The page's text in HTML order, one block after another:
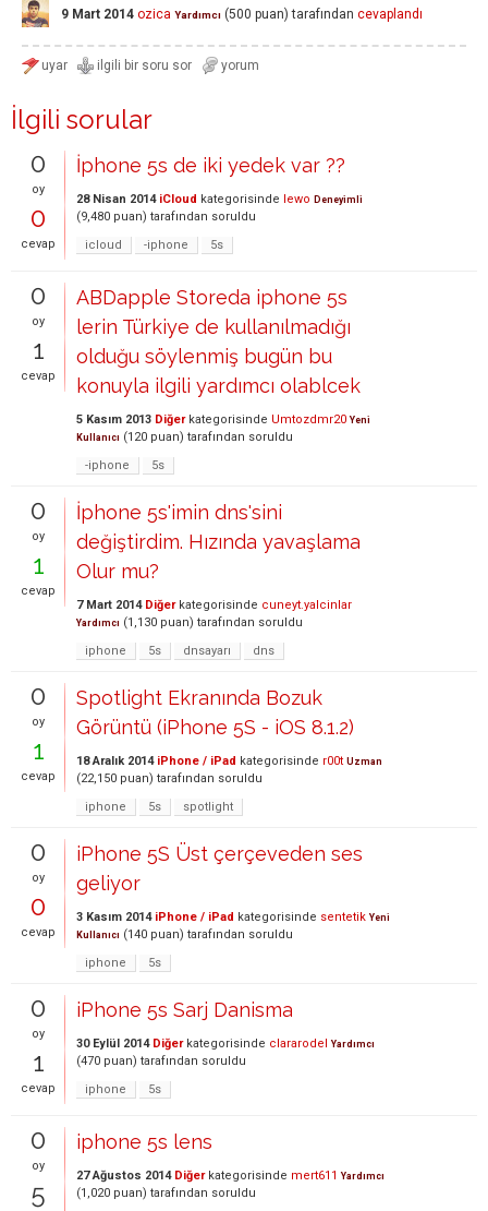
9 Mart 2014 ozica Yardımcı (500 puan) tarafından cevaplandı
İlgili sorular
0
oy
0
cevap
İphone 5s de iki yedek var ??
28 Nisan 2014 iCloud kategorisinde lewo Deneyimli
(9,480 puan) tarafından soruldu
icloud
-iphone 5s
0
oy
1
cevap
ABDapple Storeda iphone 5s
lerin Türkiye de kullanılmadığı
olduğu söylenmiş bugün bu
konuyla ilgili yardımcı olablcek
5 Kasım 2013 Diğerkategorisinde Umtozdmr20 Yeni
Kullanıcı (120 puan) tarafından soruldu
-iphone
5s
0
oy
1
cevap
İphone 5s'imin dns'sini
değiştirdim. Hızında yavaşlama
Olur mu?
7 Mart 2014 Diğerkategorisinde cuneyt.yalcinlar
Yardımcı (1,130 puan) tarafından soruldu
iphone
5s dnsayarı dns
0
oy
1
cevap
Spotlight Ekranında Bozuk
Görüntü (iPhone 5S - iOS 8.1.2)
18 Aralık 2014 iPhone / iPad kategorisinde r00t Uzman
(22,150 puan) tarafından soruldu
iphone
5s spotlight
0
oy
0
cevap
iPhone 5S Üst çerçeveden ses
geliyor
3 Kasım 2014 iPhone / iPad kategorisinde sentetik Yeni
Kullanıcı (140 puan) tarafından soruldu
iphone
5s
0
oy
1
cevap
iPhone 5s Sarj Danisma
30 Eylül 2014 Diğerkategorisinde clararodel Yardımcı
(470 puan) tarafından soruldu
iphone
5s
0
oy
5
iphone 5s lens
27 Ağustos 2014 Diğerkategorisinde mert611 Yardımcı
(1,020 puan) tarafından soruldu